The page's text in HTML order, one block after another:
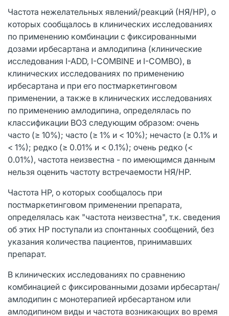
Частота нежелательных явлений/реакций (НЯ/НР), о
которых сообщалось в клинических исследованиях
по применению комбинации с фиксированными
дозами ирбесартана и амлодипина (клинические
исследования I-ADD, I-СОМВINЕ и I-COMBO), в
клинических исследованиях по применению
ирбесартана и при его постмаркетинговом
применении, а также в клинических исследованиях
по применению амлодипина, определялась по
классификации ВОЗ следующим образом: очень
часто (≥ 10%); часто (≥ 1% и < 10%); нечасто (≥ 0.1% и
< 1%); редко (≥ 0.01% и < 0.1%); очень редко (<
0.01%), частота неизвестна - по имеющимся данным
нельзя оценить частоту встречаемости НЯ/НР.
Частота HP, о которых сообщалось при
постмаркетинговом применении препарата,
определялась как "частота неизвестна", т.к. сведения
об этих HP поступали из спонтанных сообщений, без
указания количества пациентов, принимавших
препарат.
В клинических исследованиях по сравнению
комбинацией с фиксированными дозами ирбесартан/
амлодипин с монотерапией ирбесартаном или
амлодипином виды и частота возникающих во время